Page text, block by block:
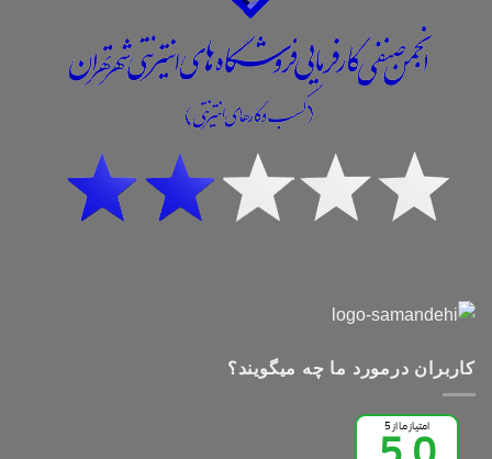
کاربران درمورد ما چه میگویند؟